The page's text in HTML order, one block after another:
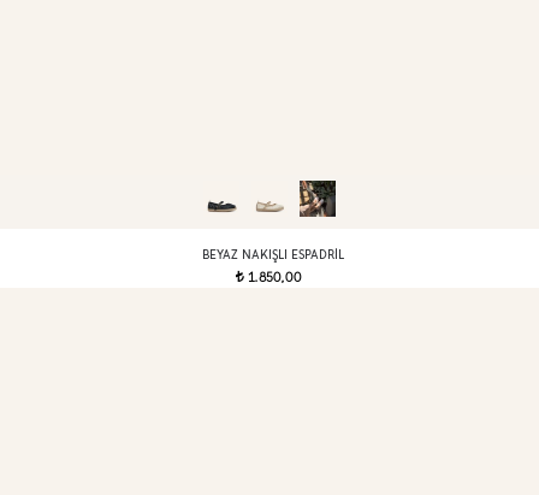
BEYAZ NAKIŞLI ESPADRIL
t1.850,00